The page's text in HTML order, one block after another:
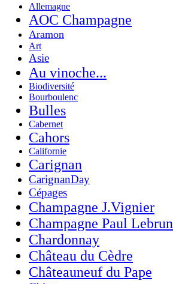
Allemagne
AOC Champagne
Aramon
Art
Asie
Au vinoche...
Biodiversité
Bourboulenc
Bulles
Cabernet
Cahors
Californie
Carignan
CarignanDay
Cépages
Champagne J.Vignier
Champagne Paul Lebrun
Chardonnay
Château du Cèdre
Châteauneuf du Pape